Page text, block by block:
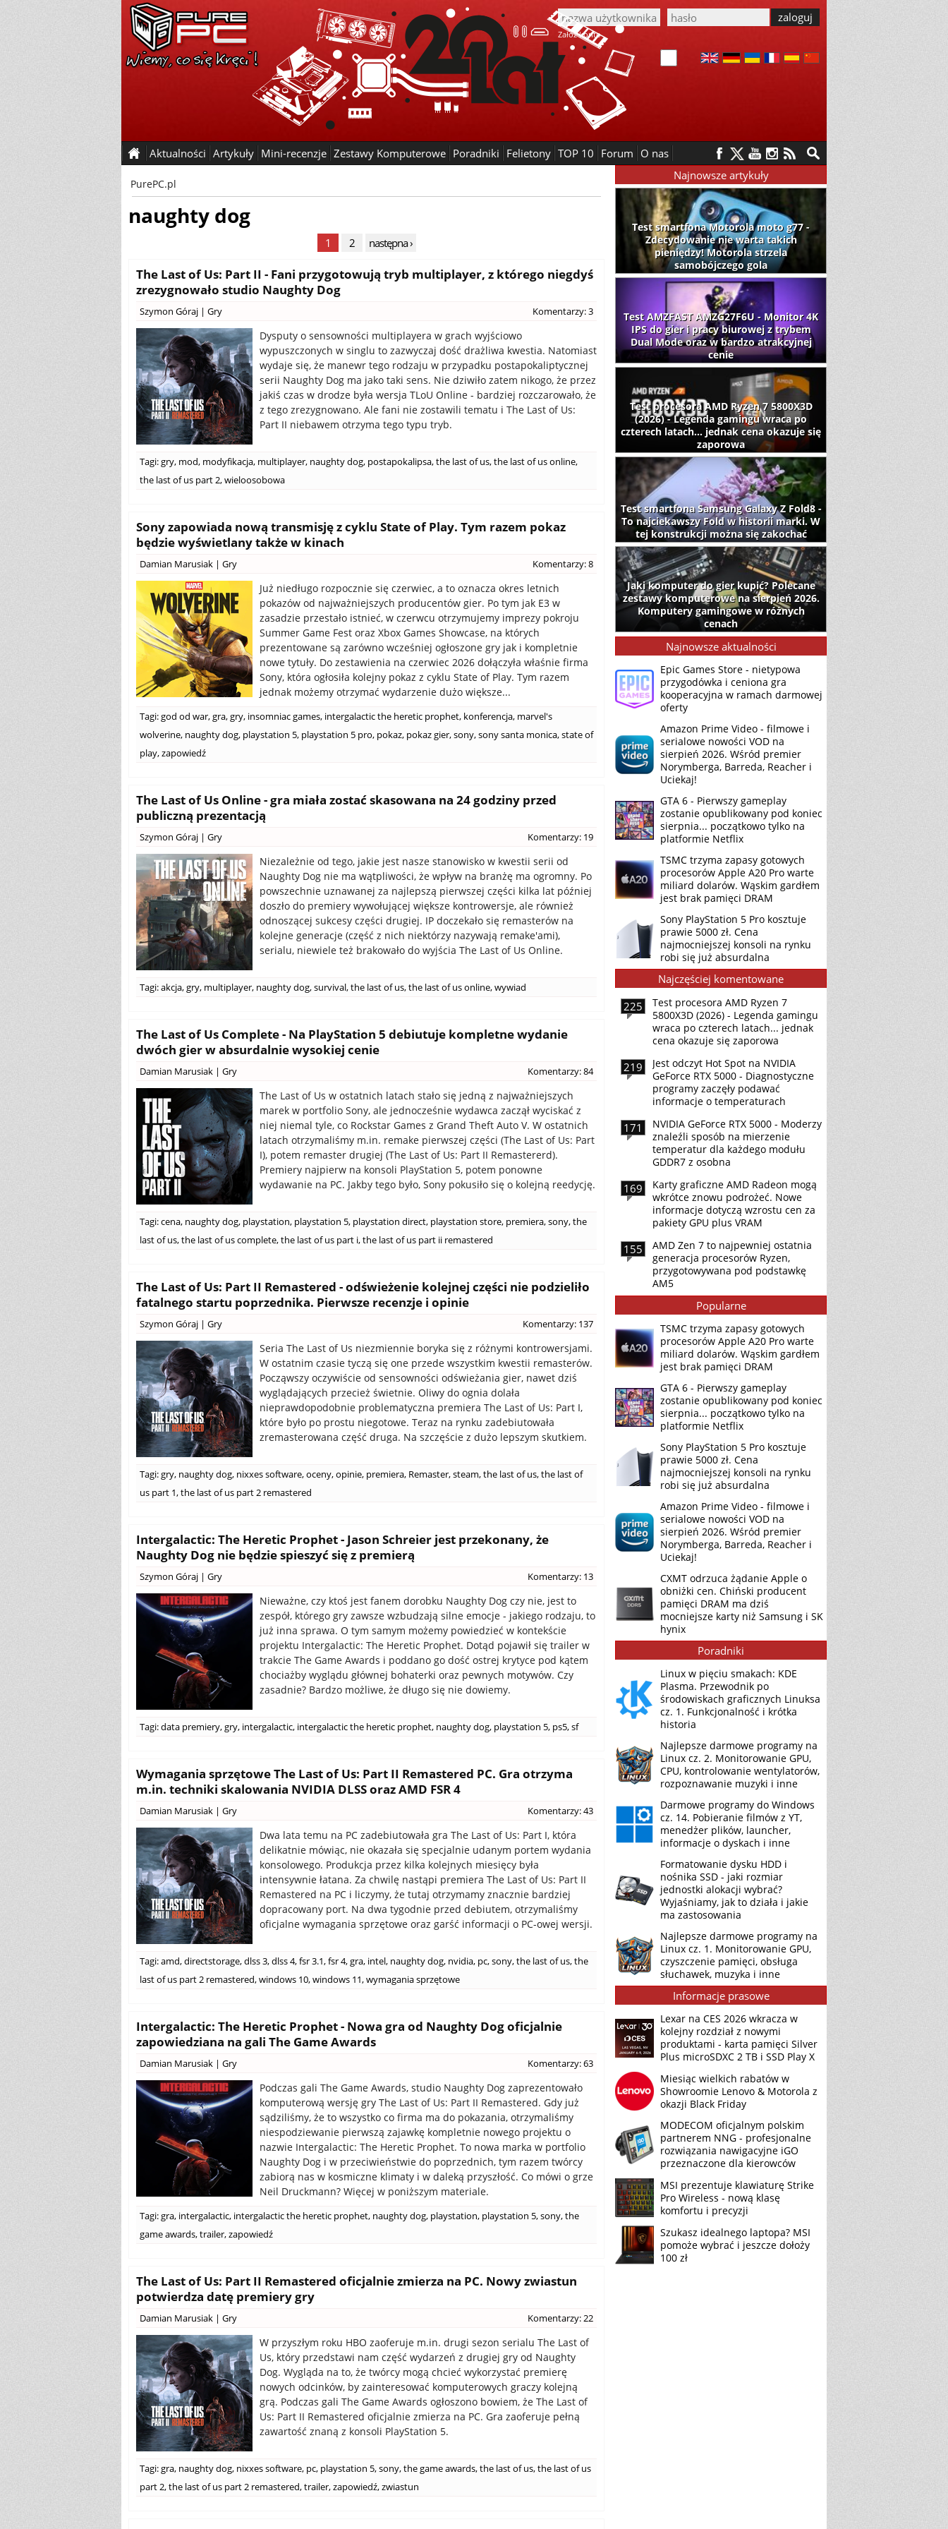
Załóż konto
Aktualności Artykuły Mini-recenzje Zestawy Komputerowe Poradniki Felietony TOP 10 Forum O nas
PurePC.pl
naughty dog
1 2 następna ›
The Last of Us: Part II - Fani przygotowują tryb multiplayer, z którego niegdyś
zrezygnowało studio Naughty Dog
Szymon Góraj | Gry Komentarzy: 3
Dysputy o sensowności multiplayera w grach wyjściowo
wypuszczonych w singlu to zazwyczaj dość drażliwa kwestia. Natomiast
wydaje się, że manewr tego rodzaju w przypadku postapokaliptycznej
serii Naughty Dog ma jako taki sens. Nie dziwiło zatem nikogo, że przez
jakiś czas w drodze była wersja TLoU Online - bardziej rozczarowało, że
z tego zrezygnowano. Ale fani nie zostawili tematu i The Last of Us:
Part II niebawem otrzyma tego typu tryb.
Tagi:gry, mod, modyfikacja, multiplayer, naughty dog, postapokalipsa,the last of us,the last of us online,
the last of us part 2,wieloosobowa
Sony zapowiada nową transmisję z cyklu State of Play. Tym razem pokaz
będzie wyświetlany także w kinach
Damian Marusiak | Gry Komentarzy: 8
Już niedługo rozpocznie się czerwiec, a to oznacza okres letnich
pokazów od najważniejszych producentów gier. Po tym jak E3 w
zasadzie przestało istnieć, w czerwcu otrzymujemy imprezy pokroju
Summer Game Fest oraz Xbox Games Showcase, na których
prezentowane są zarówno wcześniej ogłoszone gry jak i kompletnie
nowe tytuły. Do zestawienia na czerwiec 2026 dołączyła właśnie firma
Sony, która ogłosiła kolejny pokaz z cyklu State of Play. Tym razem
jednak możemy otrzymać wydarzenie dużo większe...
Tagi:god od war,gra,gry, insomniac games, intergalactic the heretic prophet, konferencja, marvel's
wolverine, naughty dog, playstation 5, playstation 5 pro, pokaz, pokaz gier,sony,sony santa monica,state of
play,zapowiedź
The Last of Us Online - gra miała zostać skasowana na 24 godziny przed
publiczną prezentacją
Szymon Góraj | Gry Komentarzy: 19
Niezależnie od tego, jakie jest nasze stanowisko w kwestii serii od
Naughty Dog nie ma wątpliwości, że wpływ na branżę ma ogromny. Po
powszechnie uznawanej za najlepszą pierwszej części kilka lat później
doszło do premiery wywołującej większe kontrowersje, ale również
odnoszącej sukcesy części drugiej. IP doczekało się remasterów na
kolejne generacje (część z nich niektórzy nazywają remake'ami),
serialu, niewiele też brakowało do wyjścia The Last of Us Online.
Tagi:akcja,gry, multiplayer, naughty dog,survival,the last of us,the last of us online,wywiad
The Last of Us Complete - Na PlayStation 5 debiutuje kompletne wydanie
dwóch gier w absurdalnie wysokiej cenie
Damian Marusiak | Gry Komentarzy: 84
The Last of Us w ostatnich latach stało się jedną z najważniejszych
marek w portfolio Sony, ale jednocześnie wydawca zaczął wyciskać z
niej niemal tyle, co Rockstar Games z Grand Theft Auto V. W ostatnich
latach otrzymaliśmy m.in. remake pierwszej części (The Last of Us: Part
I), potem remaster drugiej (The Last of Us: Part II Remastererd).
Premiery najpierw na konsoli PlayStation 5, potem ponowne
wydawanie na PC. Jakby tego było, Sony pokusiło się o kolejną reedycję.
Tagi:cena, naughty dog, playstation, playstation 5, playstation direct, playstation store, premiera,sony,the
last of us,the last of us complete,the last of us part i,the last of us part ii remastered
The Last of Us: Part II Remastered - odświeżenie kolejnej części nie podzieliło
fatalnego startu poprzednika. Pierwsze recenzje i opinie
Szymon Góraj | Gry Komentarzy: 137
Seria The Last of Us niezmiennie boryka się z różnymi kontrowersjami.
W ostatnim czasie tyczą się one przede wszystkim kwestii remasterów.
Począwszy oczywiście od sensowności odświeżania gier, nawet dziś
wyglądających przecież świetnie. Oliwy do ognia dolała
nieprawdopodobnie problematyczna premiera The Last of Us: Part I,
które było po prostu niegotowe. Teraz na rynku zadebiutowała
zremasterowana część druga. Na szczęście z dużo lepszym skutkiem.
Tagi:gry, naughty dog, nixxes software,oceny,opinie, premiera, Remaster,steam,the last of us,the last of
us part 1,the last of us part 2 remastered
Intergalactic: The Heretic Prophet - Jason Schreier jest przekonany, że
Naughty Dog nie będzie spieszyć się z premierą
Szymon Góraj | Gry Komentarzy: 13
Nieważne, czy ktoś jest fanem dorobku Naughty Dog czy nie, jest to
zespół, którego gry zawsze wzbudzają silne emocje - jakiego rodzaju, to
już inna sprawa. O tym samym możemy powiedzieć w kontekście
projektu Intergalactic: The Heretic Prophet. Dotąd pojawił się trailer w
trakcie The Game Awards i poddano go dość ostrej krytyce pod kątem
chociażby wyglądu głównej bohaterki oraz pewnych motywów. Czy
zasadnie? Bardzo możliwe, że długo się nie dowiemy.
Tagi:data premiery,gry, intergalactic, intergalactic the heretic prophet, naughty dog, playstation 5, ps5,sf
Wymagania sprzętowe The Last of Us: Part II Remastered PC. Gra otrzyma
m.in. techniki skalowania NVIDIA DLSS oraz AMD FSR 4
Damian Marusiak | Gry Komentarzy: 43
Dwa lata temu na PC zadebiutowała gra The Last of Us: Part I, która
delikatnie mówiąc, nie okazała się specjalnie udanym portem wydania
konsolowego. Produkcja przez kilka kolejnych miesięcy była
intensywnie łatana. Za chwilę nastąpi premiera The Last of Us: Part II
Remastered na PC i liczymy, że tutaj otrzymamy znacznie bardziej
dopracowany port. Na dwa tygodnie przed debiutem, otrzymaliśmy
oficjalne wymagania sprzętowe oraz garść informacji o PC-owej wersji.
Tagi:amd,directstorage,dlss 3,dlss 4,fsr 3.1,fsr 4,gra, intel, naughty dog, nvidia, pc,sony,the last of us,the
last of us part 2 remastered,windows 10,windows 11,wymagania sprzętowe
Intergalactic: The Heretic Prophet - Nowa gra od Naughty Dog oficjalnie
zapowiedziana na gali The Game Awards
Damian Marusiak | Gry Komentarzy: 63
Podczas gali The Game Awards, studio Naughty Dog zaprezentowało
komputerową wersję gry The Last of Us: Part II Remastered. Gdy już
sądziliśmy, że to wszystko co firma ma do pokazania, otrzymaliśmy
niespodziewanie pierwszą zajawkę kompletnie nowego projektu o
nazwie Intergalactic: The Heretic Prophet. To nowa marka w portfolio
Naughty Dog i w przeciwieństwie do poprzednich, tym razem twórcy
zabiorą nas w kosmiczne klimaty i w daleką przyszłość. Co mówi o grze
Neil Druckmann? Więcej w poniższym materiale.
Tagi:gra, intergalactic, intergalactic the heretic prophet, naughty dog, playstation, playstation 5,sony,the
game awards,trailer,zapowiedź
The Last of Us: Part II Remastered oficjalnie zmierza na PC. Nowy zwiastun
potwierdza datę premiery gry
Damian Marusiak | Gry Komentarzy: 22
W przyszłym roku HBO zaoferuje m.in. drugi sezon serialu The Last of
Us, który przedstawi nam część wydarzeń z drugiej gry od Naughty
Dog. Wygląda na to, że twórcy mogą chcieć wykorzystać premierę
nowych odcinków, by zainteresować komputerowych graczy kolejną
grą. Podczas gali The Game Awards ogłoszono bowiem, że The Last of
Us: Part II Remastered oficjalnie zmierza na PC. Gra zaoferuje pełną
zawartość znaną z konsoli PlayStation 5.
Tagi:gra, naughty dog, nixxes software, pc, playstation 5,sony,the game awards,the last of us,the last of us
part 2,the last of us part 2 remastered,trailer,zapowiedź,zwiastun
Najnowsze artykuły
Test smartfona Motorola moto g77 -
Zdecydowanie nie warta takich
pieniędzy! Motorola strzela
samobójczego gola
Test AMZFAST AMZG27F6U - Monitor 4K
IPS do gier i pracy biurowej z trybem
Dual Mode oraz w bardzo atrakcyjnej
cenie
Test procesora AMD Ryzen 7 5800X3D
(2026) - Legenda gamingu wraca po
czterech latach... jednak cena okazuje się
zaporowa
Test smartfona Samsung Galaxy Z Fold8 -
To najciekawszy Fold w historii marki. W
tej konstrukcji można się zakochać
Jaki komputer do gier kupić? Polecane
zestawy komputerowe na sierpień 2026.
Komputery gamingowe w różnych
cenach
Najnowsze aktualności
Epic Games Store - nietypowa
przygodówka i ceniona gra
kooperacyjna w ramach darmowej
oferty
Amazon Prime Video - filmowe i
serialowe nowości VOD na
sierpień 2026. Wśród premier
Norymberga, Barreda, Reacher i
Uciekaj!
GTA 6 - Pierwszy gameplay
zostanie opublikowany pod koniec
sierpnia... początkowo tylko na
platformie Netflix
TSMC trzyma zapasy gotowych
procesorów Apple A20 Pro warte
miliard dolarów. Wąskim gardłem
jest brak pamięci DRAM
Sony PlayStation 5 Pro kosztuje
prawie 5000 zł. Cena
najmocniejszej konsoli na rynku
robi się już absurdalna
Najczęściej komentowane
225
Test procesora AMD Ryzen 7
5800X3D (2026) - Legenda gamingu
wraca po czterech latach... jednak
cena okazuje się zaporowa
219
Jest odczyt Hot Spot na NVIDIA
GeForce RTX 5000 - Diagnostyczne
programy zaczęły podawać
informacje o temperaturach
171
NVIDIA GeForce RTX 5000 - Moderzy
znaleźli sposób na mierzenie
temperatur dla każdego modułu
GDDR7 z osobna
169
Karty graficzne AMD Radeon mogą
wkrótce znowu podrożeć. Nowe
informacje dotyczą wzrostu cen za
pakiety GPU plus VRAM
155
AMD Zen 7 to najpewniej ostatnia
generacja procesorów Ryzen,
przygotowywana pod podstawkę
AM5
Popularne
TSMC trzyma zapasy gotowych
procesorów Apple A20 Pro warte
miliard dolarów. Wąskim gardłem
jest brak pamięci DRAM
GTA 6 - Pierwszy gameplay
zostanie opublikowany pod koniec
sierpnia... początkowo tylko na
platformie Netflix
Sony PlayStation 5 Pro kosztuje
prawie 5000 zł. Cena
najmocniejszej konsoli na rynku
robi się już absurdalna
Amazon Prime Video - filmowe i
serialowe nowości VOD na
sierpień 2026. Wśród premier
Norymberga, Barreda, Reacher i
Uciekaj!
CXMT odrzuca żądanie Apple o
obniżki cen. Chiński producent
pamięci DRAM ma dziś
mocniejsze karty niż Samsung i SK
hynix
Poradniki
Linux w pięciu smakach: KDE
Plasma. Przewodnik po
środowiskach graficznych Linuksa
cz. 1. Funkcjonalność i krótka
historia
Najlepsze darmowe programy na
Linux cz. 2. Monitorowanie GPU,
CPU, kontrolowanie wentylatorów,
rozpoznawanie muzyki i inne
Darmowe programy do Windows
cz. 14. Pobieranie filmów z YT,
menedżer plików, launcher,
informacje o dyskach i inne
Formatowanie dysku HDD i
nośnika SSD - jaki rozmiar
jednostki alokacji wybrać?
Wyjaśniamy, jak to działa i jakie
ma zastosowania
Najlepsze darmowe programy na
Linux cz. 1. Monitorowanie GPU,
czyszczenie pamięci, obsługa
słuchawek, muzyka i inne
Informacje prasowe
Lexar na CES 2026 wkracza w
kolejny rozdział z nowymi
produktami - karta pamięci Silver
Plus microSDXC 2 TB i SSD Play X
Miesiąc wielkich rabatów w
Showroomie Lenovo & Motorola z
okazji Black Friday
MODECOM oficjalnym polskim
partnerem NNG - profesjonalne
rozwiązania nawigacyjne iGO
przeznaczone dla kierowców
MSI prezentuje klawiaturę Strike
Pro Wireless - nową klasę
komfortu i precyzji
Szukasz idealnego laptopa? MSI
pomoże wybrać i jeszcze dołoży
100 zł